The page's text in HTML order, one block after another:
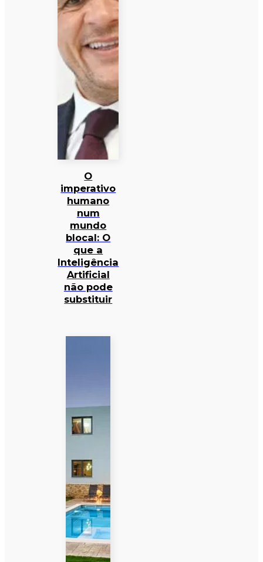
O
imperativo
humano
num
mundo
blocal: O
que a
Inteligência
Artificial
não pode
substituir